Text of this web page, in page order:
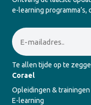
e-learning
Email
Te allen tijde op te
Corael
Opleidingen & trainingen
E-learning